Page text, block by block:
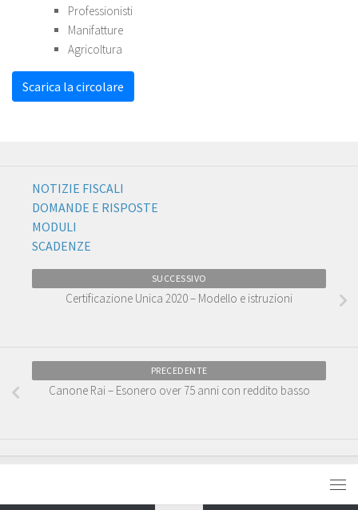
Professionisti
Manifatture
Agricoltura
Scarica la circolare
NOTIZIE FISCALI
DOMANDE E RISPOSTE
MODULI
SCADENZE
SUCCESSIVO
Certificazione Unica 2020 – Modello e istruzioni
PRECEDENTE
Canone Rai – Esonero over 75 anni con reddito basso